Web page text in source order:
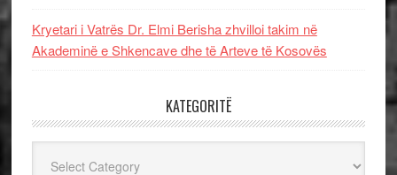
Kryetari i Vatrës Dr. Elmi Berisha zhvilloi takim në
Akademinë e Shkencave dhe të Arteve të Kosovës
KATEGORITË